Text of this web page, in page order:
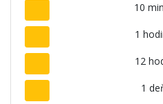
10
1
12
1